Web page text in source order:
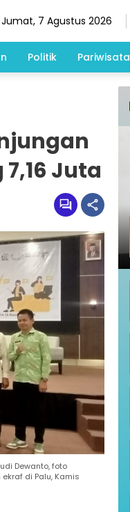
Jumat, 7 Agustus 2026
Politik Pariwisata
Juta
Dewanto, foto
di Palu, Kamis